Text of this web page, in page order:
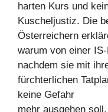
harten Kurs und
Kuscheljustiz. Die
Österreichern
warum von einer
nachdem sie mit
fürchterlichen
keine Gefahr
mehr ausgehen